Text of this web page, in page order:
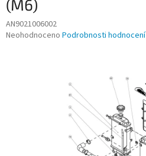
(M6)
AN9021006002
Průměrné
Neohodnoceno Podrobnosti hodnocení